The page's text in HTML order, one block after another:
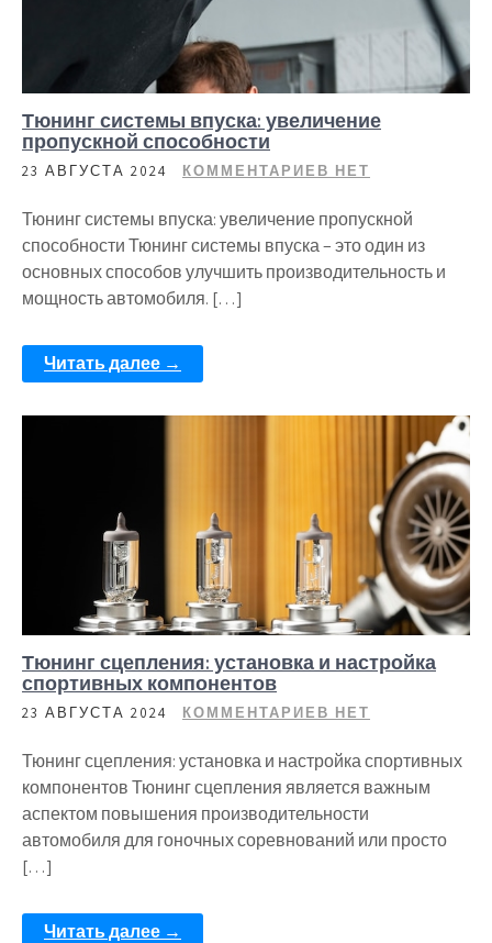
Тюнинг системы впуска: увеличение
пропускной способности
23 АВГУСТА 2024 КОММЕНТАРИЕВ НЕТ
Тюнинг системы впуска: увеличение пропускной
способности Тюнинг системы впуска – это один из
основных способов улучшить производительность и
мощность автомобиля. […]
Читать далее →
Тюнинг сцепления: установка и настройка
спортивных компонентов
23 АВГУСТА 2024 КОММЕНТАРИЕВ НЕТ
Тюнинг сцепления: установка и настройка спортивных
компонентов Тюнинг сцепления является важным
аспектом повышения производительности
автомобиля для гоночных соревнований или просто
[…]
Читать далее →